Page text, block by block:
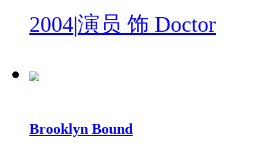
2004|演员 饰 Doctor
Brooklyn Bound